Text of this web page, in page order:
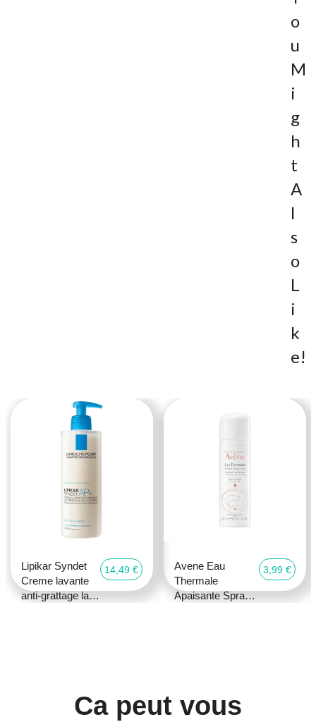
O
U
M
I
G
H
T
A
L
S
O
L
I
K
E!
Lipikar Syndet
Creme lavante
anti-grattage la
14,49 €
Avene Eau
Thermale
Apaisante Spray
3,99 €
Ca peut vous